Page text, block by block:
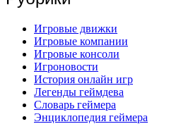
Игровые движки
Игровые компании
Игровые консоли
Игроновости
История онлайн игр
Легенды геймдева
Словарь геймера
Энциклопедия геймера